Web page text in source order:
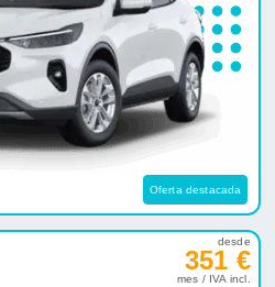
Oferta destacada
desde
351 €
mes / IVA incl.